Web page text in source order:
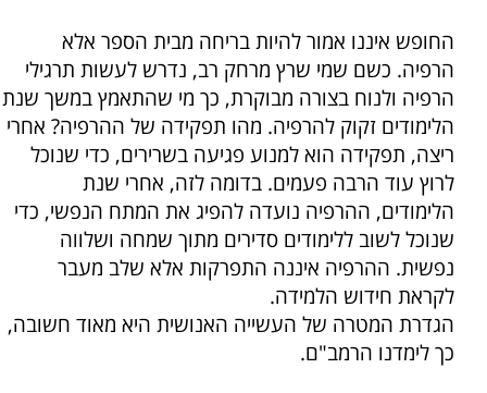
החופש איננו אמור להיות בריחה מבית הספר אלא
הרפיה. כשם שמי שרץ מרחק רב, נדרש לעשות תרגילי
הרפיה ולנוח בצורה מבוקרת, כך מי שהתאמץ במשך שנת
הלימודים זקוק להרפיה. מהו תפקידה של ההרפיה? אחרי
ריצה, תפקידה הוא למנוע פגיעה בשרירים, כדי שנוכל
לרוץ עוד הרבה פעמים. בדומה לזה, אחרי שנת
הלימודים, ההרפיה נועדה להפיג את המתח הנפשי, כדי
שנוכל לשוב ללימודים סדירים מתוך שמחה ושלווה
נפשית. ההרפיה איננה התפרקות אלא שלב מעבר
לקראת חידוש הלמידה.
הגדרת המטרה של העשייה האנושית היא מאוד חשובה,
כך לימדנו הרמב"ם.